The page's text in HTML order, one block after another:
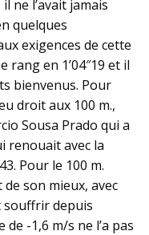
ne l’avait jamais
quelques
exigences de cette
rang en 1’04″19 et il
bienvenus. Pour
droit aux 100 m.,
Sousa Prado qui a
renouait avec la
Pour le 100 m.
son mieux, avec
souffrir depuis
-1,6 m/s ne l’a pas